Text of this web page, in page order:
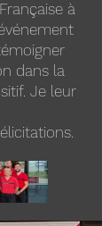
à
dans la
Je leur